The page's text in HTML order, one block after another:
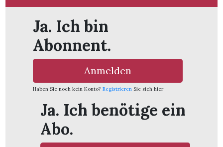
Ja. Ich bin
Abonnent.
Anmelden
Haben Sie noch kein Konto? Registrieren Sie sich hier
Ja. Ich benötige ein
Abo.